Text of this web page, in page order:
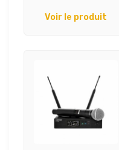
Voir le produit